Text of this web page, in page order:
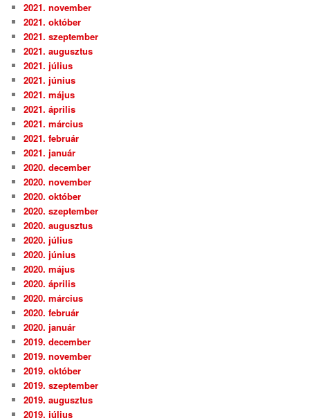
2021. november
2021. október
2021. szeptember
2021. augusztus
2021. július
2021. június
2021. május
2021. április
2021. március
2021. február
2021. január
2020. december
2020. november
2020. október
2020. szeptember
2020. augusztus
2020. július
2020. június
2020. május
2020. április
2020. március
2020. február
2020. január
2019. december
2019. november
2019. október
2019. szeptember
2019. augusztus
2019. július